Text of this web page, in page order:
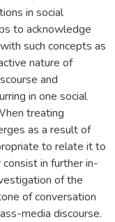
in social
to acknowledge
such concepts as
nature of
and
in one social
treating
as a result of
to relate it to
in further in-
of the
of conversation
media discourse.